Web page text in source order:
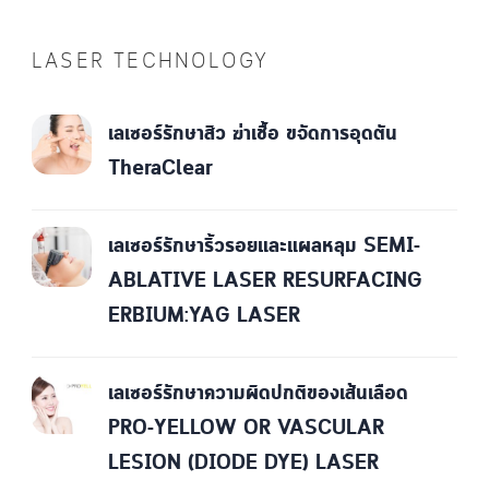
LASER TECHNOLOGY
เลเซอร์รักษาสิว ฆ่าเชื้อ ขจัดการอุดตัน
TheraClear
เลเซอร์รักษาริ้วรอยและแผลหลุม SEMI-
ABLATIVE LASER RESURFACING
ERBIUM:YAG LASER
เลเซอร์รักษาความผิดปกติของเส้นเลือด
PRO-YELLOW OR VASCULAR
LESION (DIODE DYE) LASER